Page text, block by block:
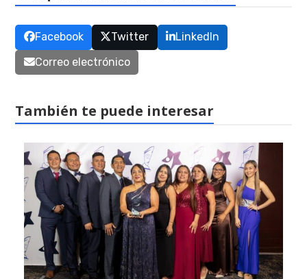
Facebook Twitter
LinkedIn
Correo electrónico
También te puede interesar